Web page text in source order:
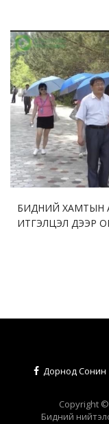
БИДНИЙ ХАМТЫН
ИТГЭЛЦЭЛ ДЭЭР
Дорнод Сонин
Copyright
Бидний